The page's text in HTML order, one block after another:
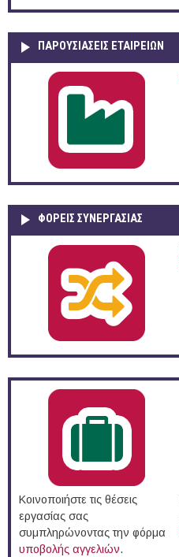
ΠΑΡΟΥΣΙΆΣΕΙΣ ΕΤΑΙΡΕΙΏΝ
ΦΟΡΕΙΣ ΣΥΝΕΡΓΑΣΙΑΣ
Κοινοποιήστε τις θέσεις
εργασίας σας
συμπληρώνοντας την φόρμα
υποβολής αγγελιών.